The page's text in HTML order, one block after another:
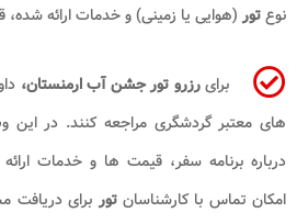
نوعتور(هوایی یا زمینی) و خدمات ارائه
برایرزرو تور جشن آب ارمنستان،
های معتبر گردشگری مراجعه کنند. در این
درباره برنامه سفر، قیمت ها و خدمات
امکان تماس با کارشناسانتور برای دریافت